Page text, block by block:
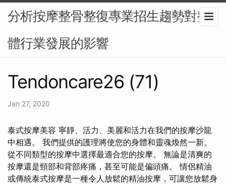
分析按摩整骨整復專業招生趨勢對整
體行業發展的影響
Tendoncare26 (71)
Jan 27, 2020
泰式按摩美容 寧靜、活力、美麗和活力在我們的按摩沙龍
中相遇。 我們提供的護理將使您的身體和靈魂煥然一新。
從不同類型的按摩中選擇最適合您的按摩。 無論是清爽的
按摩還是頸部和背部疼痛，甚至可能是偏頭痛。 情侶精油
或傳統泰式按摩是一種令人放鬆的精油按摩，可讓您放鬆身